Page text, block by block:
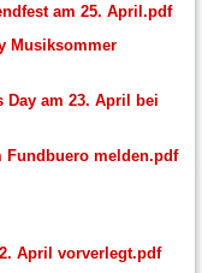
am 25. April.pdf
Musiksommer
Day am 23. April bei
Fundbuero melden.pdf
April vorverlegt.pdf